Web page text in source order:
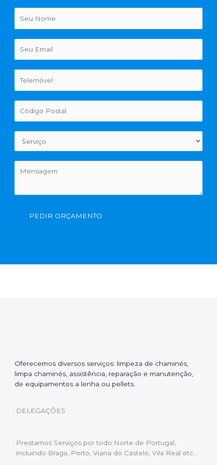
PEDIR ORÇAMENTO
Oferecemos diversos serviços: limpeza de chaminés,
limpa chaminés, assistência, reparação e manutenção,
de equipamentos a lenha ou pellets.
DELEGAÇÕES
Prestamos Serviços por todo Norte de Portugal,
incluindo Braga, Porto, Viana do Castelo, Vila Real etc…